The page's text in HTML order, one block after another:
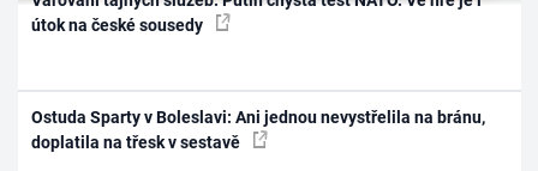
útok na české sousedy
Ostuda Sparty v Boleslavi: Ani jednou nevystřelila na bránu,
doplatila na třesk v sestavě